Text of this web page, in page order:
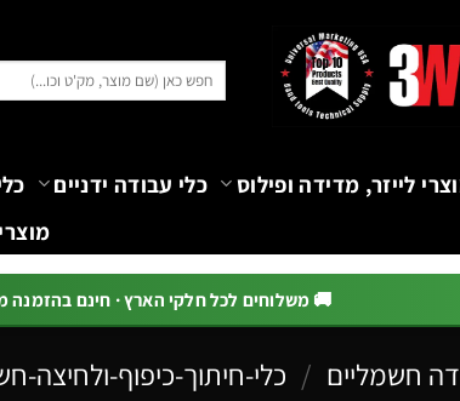
לייזר, מדידה ופילוס כלי עבודה ידניים
🚚 משלוחים לכל חלקי הארץ · חינם בהזמנה מעל
חשמליים / כלי-חיתוך-כיפוף-ולחיצה-